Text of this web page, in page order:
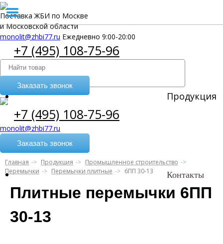
Продукция
Контакты
Поставка ЖБИ по Москве
и Московской области
monolit@zhbi77.ru Ежедневно 9:00-20:00
+7 (495) 108-75-96
Заказать звонок
+7 (495) 108-75-96
monolit@zhbi77.ru
Заказать звонок
Главная Продукция
Промышленное строительство
Перемычки
Перемычки плитные 6ПП 30-13
Плитные перемычки 6ПП
30-13